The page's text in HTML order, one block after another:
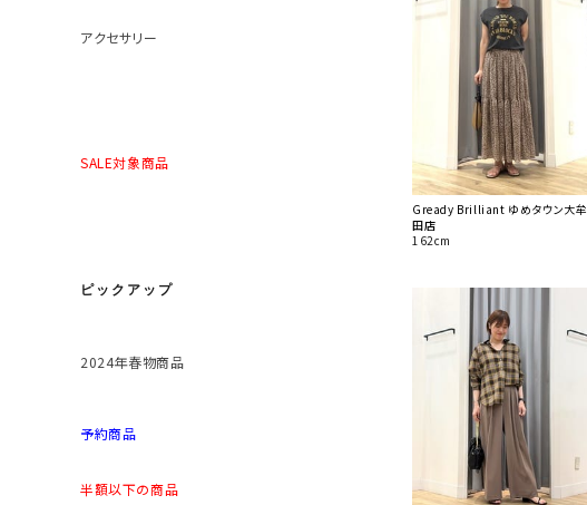
アクセサリー
SALE対象商品
ピックアップ
2024年春物商品
予約商品
半額以下の商品
Gready Brilliant ゆめタウン大牟
田店
162cm